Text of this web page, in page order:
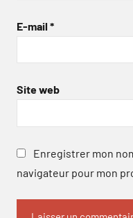
E-mail *
Site web
Enregistrer mon
navigateur pour mon